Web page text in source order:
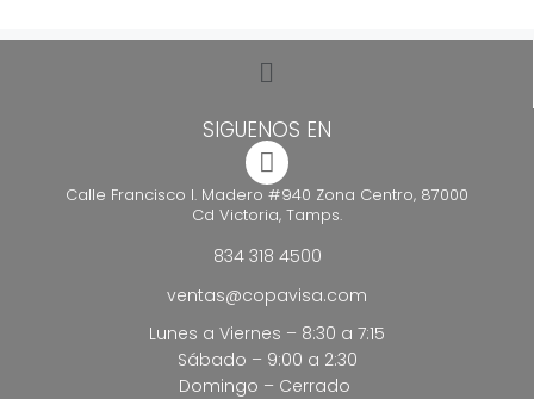
SIGUENOS EN
Calle Francisco I. Madero #940 Zona Centro, 87000
Cd Victoria, Tamps.
834 318 4500
ventas@copavisa.com
Lunes a Viernes – 8:30 a 7:15
Sábado – 9:00 a 2:30
Domingo – Cerrado